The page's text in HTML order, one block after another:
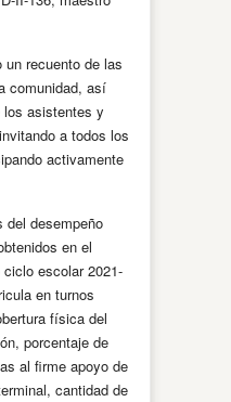
recuento de las
comunidad, así
asistentes y
a todos los
activamente
del desempeño
en el
escolar 2021-
en turnos
física del
porcentaje de
al firme apoyo de
cantidad de